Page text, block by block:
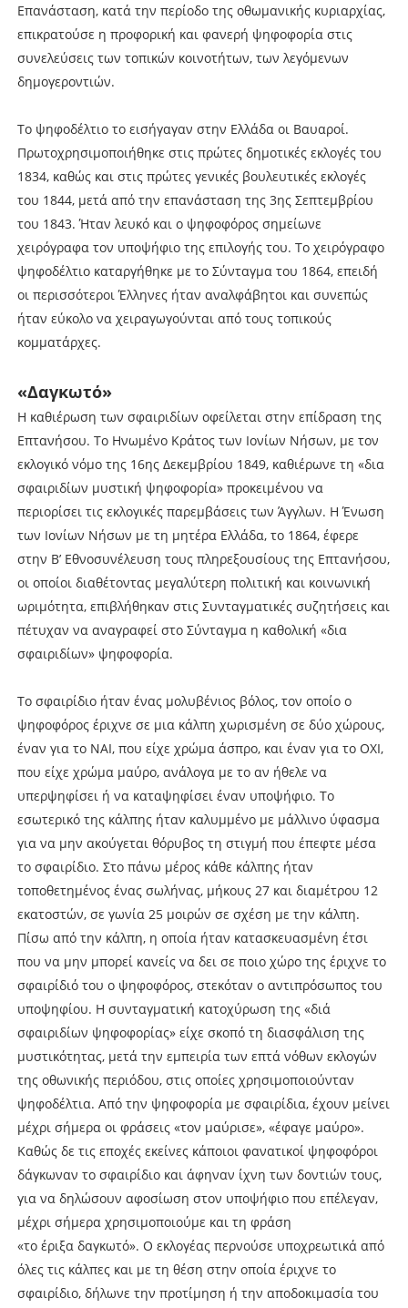
Επανάσταση, κατά την περίοδο της οθωμανικής κυριαρχίας,
επικρατούσε η προφορική και φανερή ψηφοφορία στις
συνελεύσεις των τοπικών κοινοτήτων, των λεγόμενων
δημογεροντιών.
Το ψηφοδέλτιο το εισήγαγαν στην Ελλάδα οι Βαυαροί.
Πρωτοχρησιμοποιήθηκε στις πρώτες δημοτικές εκλογές του
1834, καθώς και στις πρώτες γενικές βουλευτικές εκλογές
του 1844, μετά από την επανάσταση της 3ης Σεπτεμβρίου
του 1843. Ήταν λευκό και ο ψηφοφόρος σημείωνε
χειρόγραφα τον υποψήφιο της επιλογής του. Το χειρόγραφο
ψηφοδέλτιο καταργήθηκε με το Σύνταγμα του 1864, επειδή
οι περισσότεροι Έλληνες ήταν αναλφάβητοι και συνεπώς
ήταν εύκολο να χειραγωγούνται από τους τοπικούς
κομματάρχες.
«Δαγκωτό»
Η καθιέρωση των σφαιριδίων οφείλεται στην επίδραση της
Επτανήσου. Το Ηνωμένο Κράτος των Ιονίων Νήσων, με τον
εκλογικό νόμο της 16ης Δεκεμβρίου 1849, καθιέρωνε τη «δια
σφαιριδίων μυστική ψηφοφορία» προκειμένου να
περιορίσει τις εκλογικές παρεμβάσεις των Άγγλων. Η Ένωση
των Ιονίων Νήσων με τη μητέρα Ελλάδα, το 1864, έφερε
στην Β’ Εθνοσυνέλευση τους πληρεξουσίους της Επτανήσου,
οι οποίοι διαθέτοντας μεγαλύτερη πολιτική και κοινωνική
ωριμότητα, επιβλήθηκαν στις Συνταγματικές συζητήσεις και
πέτυχαν να αναγραφεί στο Σύνταγμα η καθολική «δια
σφαιριδίων» ψηφοφορία.
Το σφαιρίδιο ήταν ένας μολυβένιος βόλος, τον οποίο ο
ψηφοφόρος έριχνε σε μια κάλπη χωρισμένη σε δύο χώρους,
έναν για το ΝΑΙ, που είχε χρώμα άσπρο, και έναν για το ΟΧΙ,
που είχε χρώμα μαύρο, ανάλογα με το αν ήθελε να
υπερψηφίσει ή να καταψηφίσει έναν υποψήφιο. Το
εσωτερικό της κάλπης ήταν καλυμμένο με μάλλινο ύφασμα
για να μην ακούγεται θόρυβος τη στιγμή που έπεφτε μέσα
το σφαιρίδιο. Στο πάνω μέρος κάθε κάλπης ήταν
τοποθετημένος ένας σωλήνας, μήκους 27 και διαμέτρου 12
εκατοστών, σε γωνία 25 μοιρών σε σχέση με την κάλπη.
Πίσω από την κάλπη, η οποία ήταν κατασκευασμένη έτσι
που να μην μπορεί κανείς να δει σε ποιο χώρο της έριχνε το
σφαιρίδιό του ο ψηφοφόρος, στεκόταν ο αντιπρόσωπος του
υποψηφίου. Η συνταγματική κατοχύρωση της «διά
σφαιριδίων ψηφοφορίας» είχε σκοπό τη διασφάλιση της
μυστικότητας, μετά την εμπειρία των επτά νόθων εκλογών
της οθωνικής περιόδου, στις οποίες χρησιμοποιούνταν
ψηφοδέλτια. Από την ψηφοφορία με σφαιρίδια, έχουν μείνει
μέχρι σήμερα οι φράσεις «τον μαύρισε», «έφαγε μαύρο».
Καθώς δε τις εποχές εκείνες κάποιοι φανατικοί ψηφοφόροι
δάγκωναν το σφαιρίδιο και άφηναν ίχνη των δοντιών τους,
για να δηλώσουν αφοσίωση στον υποψήφιο που επέλεγαν,
μέχρι σήμερα χρησιμοποιούμε και τη φράση
«το έριξα δαγκωτό». Ο εκλογέας περνούσε υποχρεωτικά από
όλες τις κάλπες και με τη θέση στην οποία έριχνε το
σφαιρίδιο, δήλωνε την προτίμηση ή την αποδοκιμασία του